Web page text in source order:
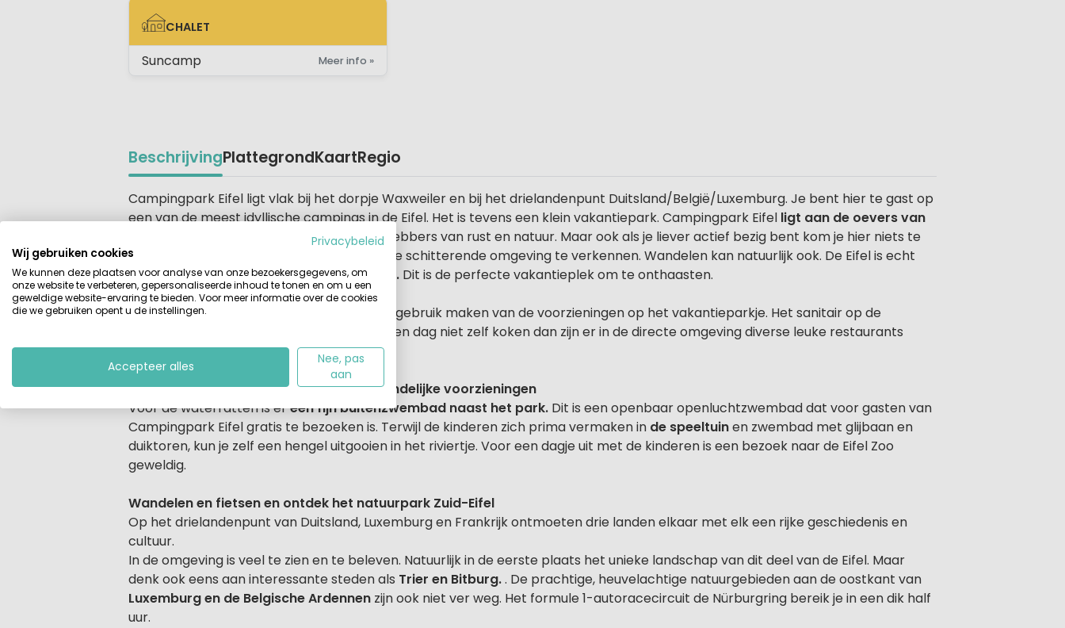
CHALET
CHALET
Suncamp Meer info »
BeschrijvingPlattegrondKaartRegio
Beschrijving
Campingpark Eifel ligt vlak bij het dorpje Waxweiler en bij het drielandenpunt Duitsland/België/Luxemburg. Je bent hier te gast op
een van de meest idyllische campings in de Eifel. Het is tevens een klein vakantiepark. Campingpark Eifel ligt aan de oevers van
en is ideaal voor liefhebbers van rust en natuur. Maar ook als je liever actief bezig bent kom je hier niets te
kort. Huur bijvoorbeeld eens een fiets om de schitterende omgeving te verkennen. Wandelen kan natuurlijk ook. De Eifel is echt
eenparadijs voor wandelaars en fietsers. Dit is de perfecte vakantieplek om te onthaasten.
Ben je gast van de camping dan kun je ook gebruik maken van de voorzieningen op het vakantieparkje. Het sanitair op de
camping is compleet gerenoveerd. Wil je een dag niet zelf koken dan zijn er in de directe omgeving diverse leuke restaurants
waar je kunt lunchen of dineren.
Kleinschalig vakantieparkje met kindvriendelijke voorzieningen
Voor de waterratten is ereen fijn buitenzwembad naast het park. Dit is een openbaar openluchtzwembad dat voor gasten van
Campingpark Eifel gratis te bezoeken is. Terwijl de kinderen zich prima vermaken in de speeltuinen zwembad met glijbaan en
duiktoren, kun je zelf een hengel uitgooien in het riviertje. Voor een dagje uit met de kinderen is een bezoek naar de Eifel Zoo
geweldig.
Wandelen en fietsen en ontdek het natuurpark Zuid-Eifel
Op het drielandenpunt van Duitsland, Luxemburg en Frankrijk ontmoeten drie landen elkaar met elk een rijke geschiedenis en
cultuur.
In de omgeving is veel te zien en te beleven. Natuurlijk in de eerste plaats het unieke landschap van dit deel van de Eifel. Maar
denk ook eens aan interessante steden als Trier en Bitburg.. De prachtige, heuvelachtige natuurgebieden aan de oostkant van
Luxemburg en de Belgische Ardennen zijn ook niet ver weg. Het formule 1-autoracecircuit de Nürburgring bereik je in een dik half
uur.
Privacybeleid
Wij gebruiken cookies
We kunnen deze plaatsen voor analyse van onze bezoekersgegevens, om
onze website te verbeteren, gepersonaliseerde inhoud te tonen en om u een
geweldige website-ervaring te bieden. Voor meer informatie over de cookies
die we gebruiken opent u de instellingen.
Accepteer alles
Nee, pas
aan